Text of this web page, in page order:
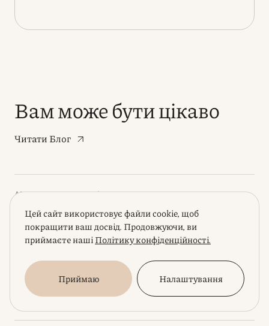
Вам може бути цікаво
Читати Блог
ANTON POLIKARPOV | 17 APRIL, 2025
Повернення строків: втрата
чинності закону про захист
інтелектуальної власності під час
війни. Наш аналіз та наслідки
ІНСАЙТИ
Цей сайт використовує файли cookie, щоб
покращити ваш досвід. Продовжуючи, ви
приймаєте нашіПолітику конфіденційності.
Приймаю Налаштування